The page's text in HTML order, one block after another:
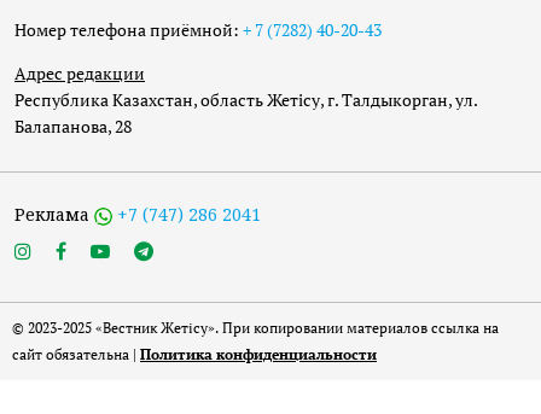
Номер телефона приёмной: + 7 (7282) 40-20-43
Адрес редакции
Республика Казахстан, область Жетісу, г. Талдыкорган, ул.
Балапанова, 28
Реклама +7 (747) 286 2041
© 2023-2025 «Вестник Жетісу». При копировании материалов ссылка на
сайт обязательна | Политика конфиденциальности